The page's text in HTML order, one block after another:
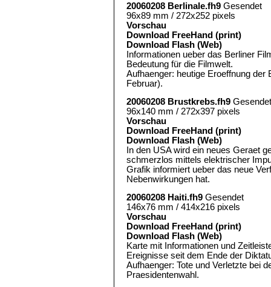
20060208 Berlinale.fh9 Gesendet
96x89 mm / 272x252 pixels
Vorschau
Download FreeHand (print)
Download Flash (Web)
Informationen ueber das Berliner
Bedeutung für die Filmwelt.
Aufhaenger: heutige Eroeffnung der
Februar).
20060208 Brustkrebs.fh9 Gesendet
96x140 mm / 272x397 pixels
Vorschau
Download FreeHand (print)
Download Flash (Web)
In den USA wird ein neues Geraet
schmerzlos mittels elektrischer
Grafik informiert ueber das neue
Nebenwirkungen hat.
20060208 Haiti.fh9 Gesendet
146x76 mm / 414x216 pixels
Vorschau
Download FreeHand (print)
Download Flash (Web)
Karte mit Informationen und
Ereignisse seit dem Ende der
Aufhaenger: Tote und Verletzte bei
Praesidentenwahl.